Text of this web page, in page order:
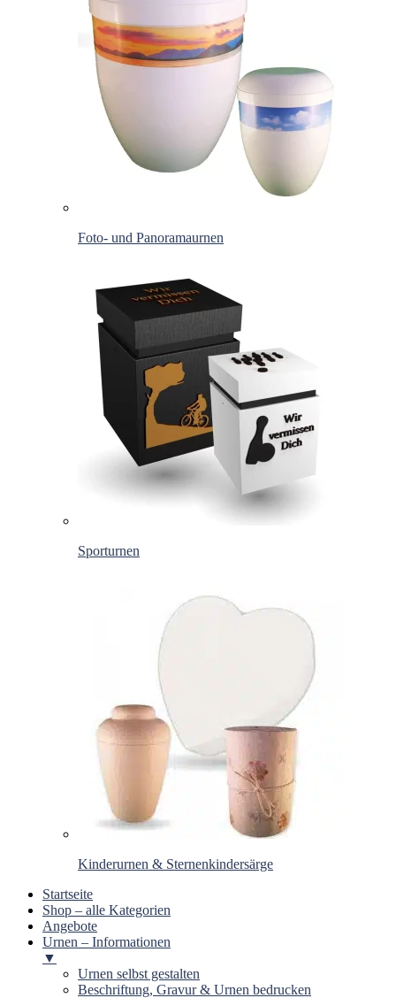
Foto- und Panoramaurnen
Sporturnen
Kinderurnen & Sternenkindersärge
Startseite
Shop – alle Kategorien
Angebote
Urnen – Informationen
▼
Urnen selbst gestalten
Beschriftung, Gravur & Urnen bedrucken